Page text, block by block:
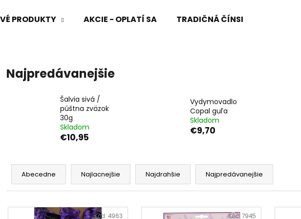
PRODUKTY AKCIE - OPLATÍ SA TRADIČNÁ ČÍNSKA MEDICÍNA
Najpredávanejšie
Šalvia sivá /
púštna zväzok
30g
Skladom
€10,95
Vydymovadlo
Copal guľa
Skladom
€9,70
R
d
Abecedne Najlacnejšie Najdrahšie Najpredávanejšie
V
Kód:4963 Kód: 7945
Odporúčame